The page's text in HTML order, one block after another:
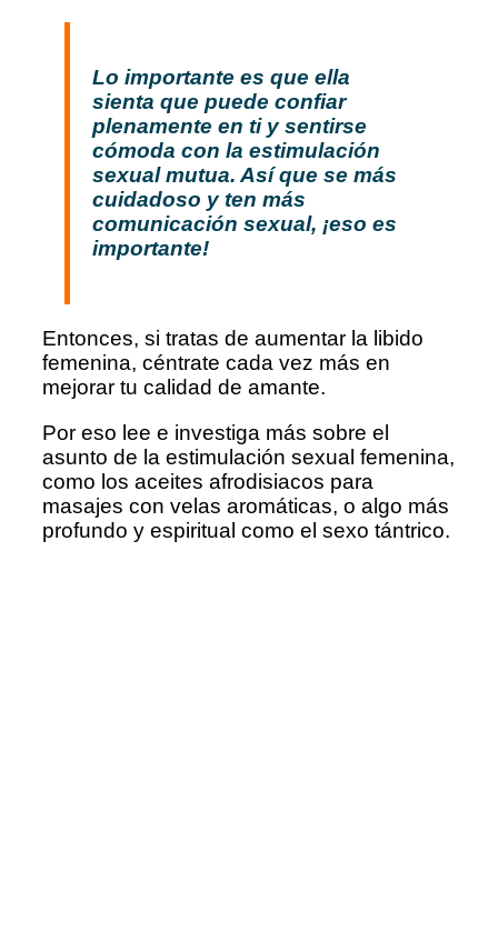
Lo importante es que ella
sienta que puede confiar
plenamente en ti y sentirse
cómoda con la estimulación
sexual mutua. Así que se más
cuidadoso y ten más
comunicación sexual, ¡eso es
importante!
Entonces, si tratas de aumentar la libido
femenina, céntrate cada vez más en
mejorar tu calidad de amante.
Por eso lee e investiga más sobre el
asunto de la estimulación sexual femenina,
como los aceites afrodisiacos para
masajes con velas aromáticas, o algo más
profundo y espiritual como el sexo tántrico.